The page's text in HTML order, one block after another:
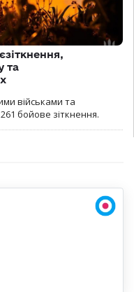
та
військами та
бойове зіткнення.